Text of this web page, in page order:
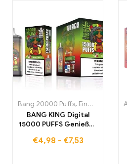
Bang 20000 Puffs, Einweg E-Zigaretten
BANG KING Digital
15000 PUFFS Genießen
Nebelungserlebnis
€4,98 - €7,53